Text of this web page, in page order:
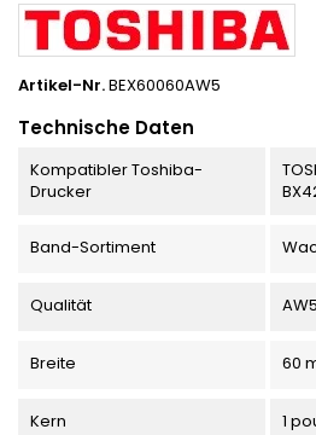
Artikel-Nr.BEX60060AW5
Technische Daten
Kompatibler Toshiba-
Drucker
Band-Sortiment
Qualität AW5
Breite 60
Kern 1